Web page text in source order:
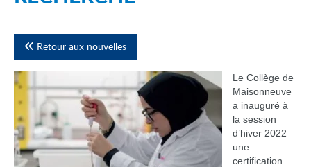
Retour aux nouvelles
Le Collège de
Maisonneuve
a inauguré à
la session
d’hiver 2022
une
certification